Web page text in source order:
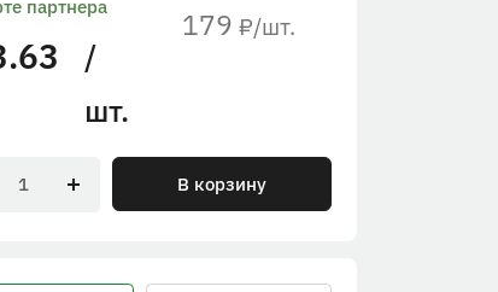
179 ₽/шт.
партнера
/
шт.
В корзину